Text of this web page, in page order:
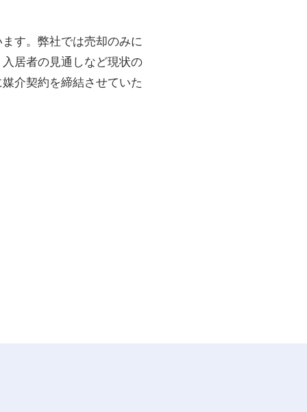
す。弊社では売却のみに
居者の見通しなど現状の
介契約を締結させていた